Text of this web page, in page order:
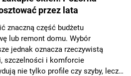
przez lata
znaczną część budżetu
lub remont domu. Wybór
jednak oznacza rzeczywistą
szczelności i komforcie
nie tylko profile czy szyby, lecz